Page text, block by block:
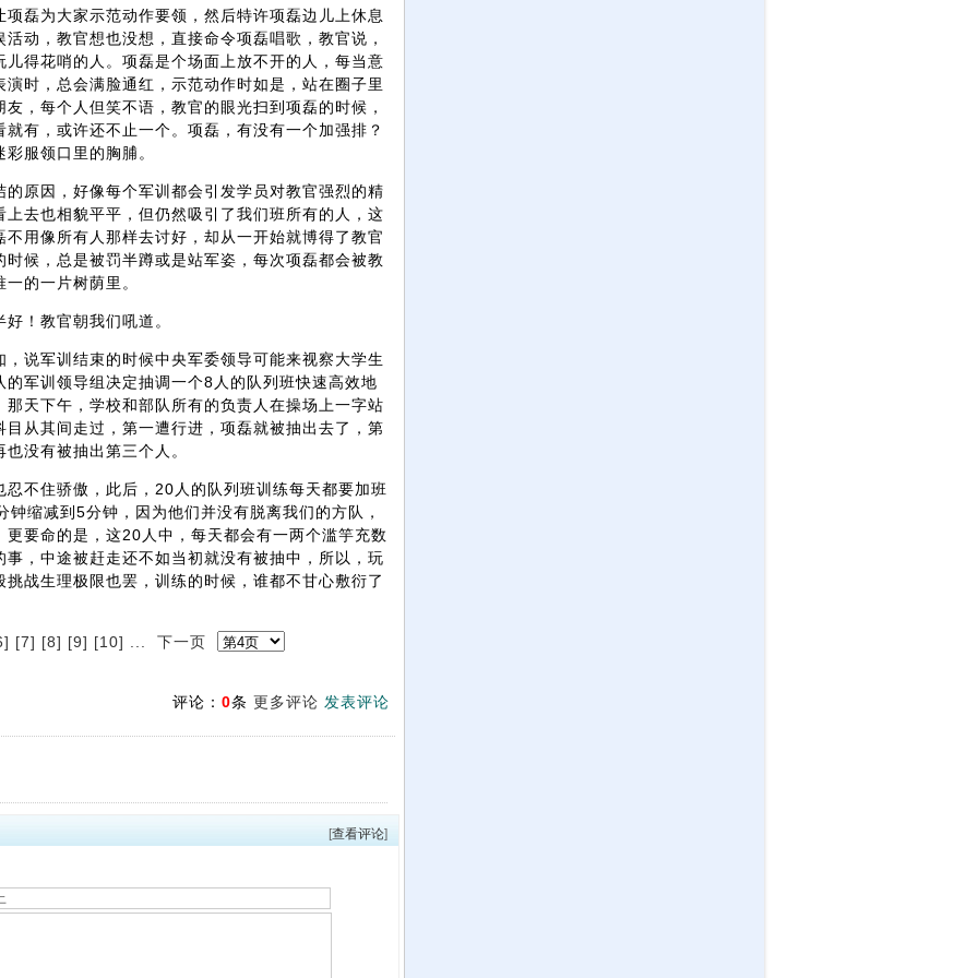
磊为大家示范动作要领，然后特许项磊边儿上休息
动，教官想也没想，直接命令项磊唱歌，教官说，
得花哨的人。项磊是个场面上放不开的人，每当意
时，总会满脸通红，示范动作时如是，站在圈子里
友，每个人但笑不语，教官的眼光扫到项磊的时候，
有，或许还不止一个。项磊，有没有一个加强排？
服领口里的胸脯。
原因，好像每个军训都会引发学员对教官强烈的精
去也相貌平平，但仍然吸引了我们班所有的人，这
不用像所有人那样去讨好，却从一开始就博得了教官
候，总是被罚半蹲或是站军姿，每次项磊都会被教
的一片树荫里。
！教官朝我们吼道。
说军训结束的时候中央军委领导可能来视察大学生
军训领导组决定抽调一个8人的队列班快速高效地
天下午，学校和部队所有的负责人在操场上一字站
从其间走过，第一遭行进，项磊就被抽出去了，第
没有被抽出第三个人。
不住骄傲，此后，20人的队列班训练每天都要加班
缩减到5分钟，因为他们并没有脱离我们的方队，
要命的是，这20人中，每天都会有一两个滥竽充数
，中途被赶走还不如当初就没有被抽中，所以，玩
战生理极限也罢，训练的时候，谁都不甘心敷衍了
[7] [8] [9] [10] 下一页
评论： 0条 更多评论 发表评论
[查看评论]